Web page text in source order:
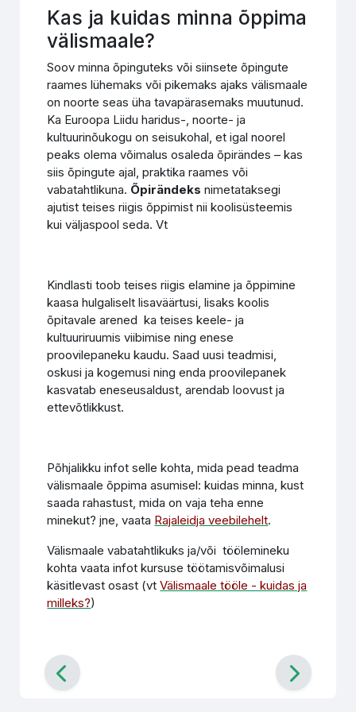
Kas ja kuidas minna õppima
välismaale?
Soov minna õpinguteks või siinsete õpingute
raames lühemaks või pikemaks ajaks välismaale
on noorte seas üha tavapärasemaks muutunud.
Ka Euroopa Liidu haridus-, noorte- ja
kultuurinõukogu on seisukohal, et igal noorel
peaks olema võimalus osaleda õpirändes – kas
siis õpingute ajal, praktika raames või
vabatahtlikuna. Õpirändeks nimetataksegi
ajutist teises riigis õppimist nii koolisüsteemis
kui väljaspool seda. Vt
Kindlasti toob teises riigis elamine ja õppimine
kaasa hulgaliselt lisaväärtusi, lisaks koolis
õpitavale arened ka teises keele- ja
kultuuriruumis viibimise ning enese
proovilepaneku kaudu. Saad uusi teadmisi,
oskusi ja kogemusi ning enda proovilepanek
kasvatab eneseusaldust, arendab loovust ja
ettevõtlikkust.
Põhjalikku infot selle kohta, mida pead teadma
välismaale õppima asumisel: kuidas minna, kust
saada rahastust, mida on vaja teha enne
minekut? jne, vaata Rajaleidja veebilehelt.
Välismaale vabatahtlikuks ja/või töölemineku
kohta vaata infot kursuse töötamisvõimalusi
käsitlevast osast (vtVälismaale tööle - kuidas ja
milleks?)